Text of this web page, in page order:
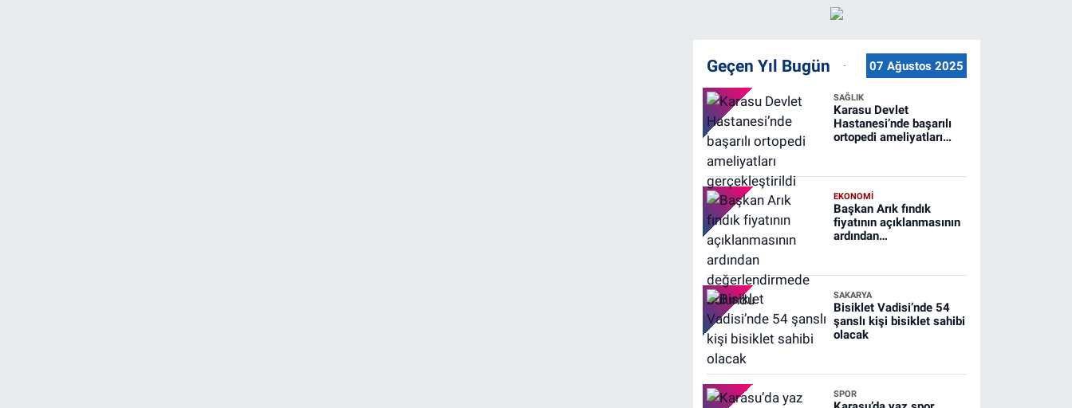
Geçen Yıl Bugün 07 Ağustos 2025
SAĞLIK
Karasu Devlet
Hastanesi’nde başarılı
ortopedi ameliyatları
EKONOMİ
Başkan Arık fındık
fiyatının açıklanmasının
ardından
SAKARYA
Bisiklet Vadisi’nde 54
şanslı kişi bisiklet sahibi
olacak
SPOR